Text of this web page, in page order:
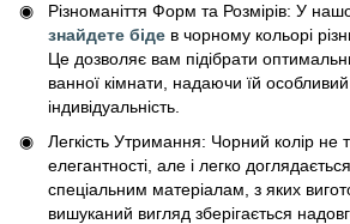
Різноманіття Форм та Розмірів: У
знайдете біде в чорному кольорі
Це дозволяє вам підібрати
ванної кімнати, надаючи їй
індивідуальність.
Легкість Утримання: Чорний колір не
елегантності, але і легко
спеціальним матеріалам, з яких
вишуканий вигляд зберігається